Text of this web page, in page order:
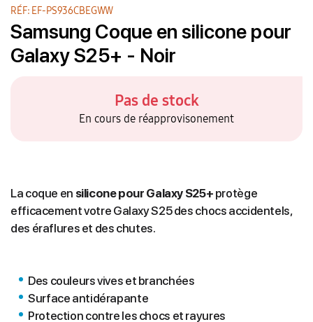
RÉF: EF-PS936CBEGWW
Samsung Coque en silicone pour
Galaxy S25+ - Noir
Pas de stock
En cours de réapprovisonement
La coque en silicone pour Galaxy S25+ protège
efficacement votre Galaxy S25 des chocs accidentels,
des éraflures et des chutes.
Des couleurs vives et branchées
Surface antidérapante
Protection contre les chocs et rayures